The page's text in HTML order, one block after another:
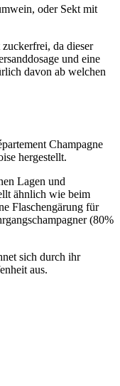
oder Sekt mit
da dieser
und eine
davon ab welchen
Champagne
hergestellt.
Lagen und
ähnlich wie beim
Flaschengärung für
(80%
sich durch ihr
aus.